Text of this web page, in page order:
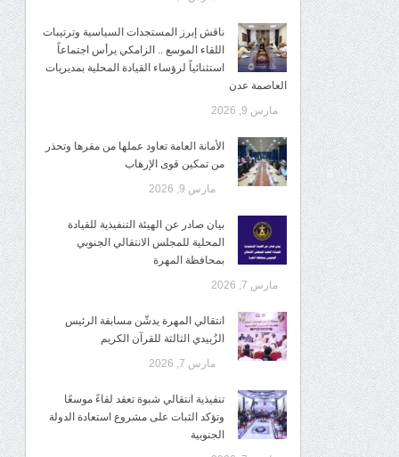
ناقش إبرز المستجدات السياسية وترتيبات
اللقاء الموسع .. الزامكي يرأس اجتماعاً
استثنائياً لرؤساء القيادة المحلية بمديريات
العاصمة عدن
مارس 9, 2026
الأمانة العامة تعاود عملها من مقرها وتحذر
من تمكين قوى الإرهاب
مارس 9, 2026
بيان صادر عن الهيئة التنفيذية للقيادة
المحلية للمجلس الانتقالي الجنوبي
بمحافظة المهرة
مارس 7, 2026
انتقالي المهرة يدشّن مسابقة الرئيس
الزُبيدي الثالثة للقرآن الكريم
مارس 7, 2026
تنفيذية انتقالي شبوة تعقد لقاءً موسعًا
وتؤكد الثبات على مشروع استعادة الدولة
الجنوبية